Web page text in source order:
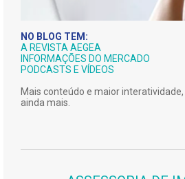
NO BLOG TEM:
A REVISTA AEGEA
INFORMAÇÕES DO MERCADO
PODCASTS E VÍDEOS
Mais conteúdo e maior
ainda mais.